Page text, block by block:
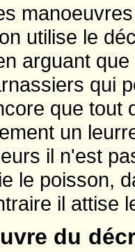
utilise le
arguant
qui
que tout
un
il n'est
le poisson,
il attise
du